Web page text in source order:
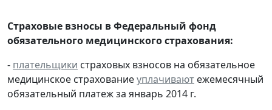
Страховые взносы в Федеральный фонд
обязательного медицинского страхования:
- плательщики страховых взносов на обязательное
медицинское страхованиеуплачивают ежемесячный
обязательный платеж за январь 2014 г.